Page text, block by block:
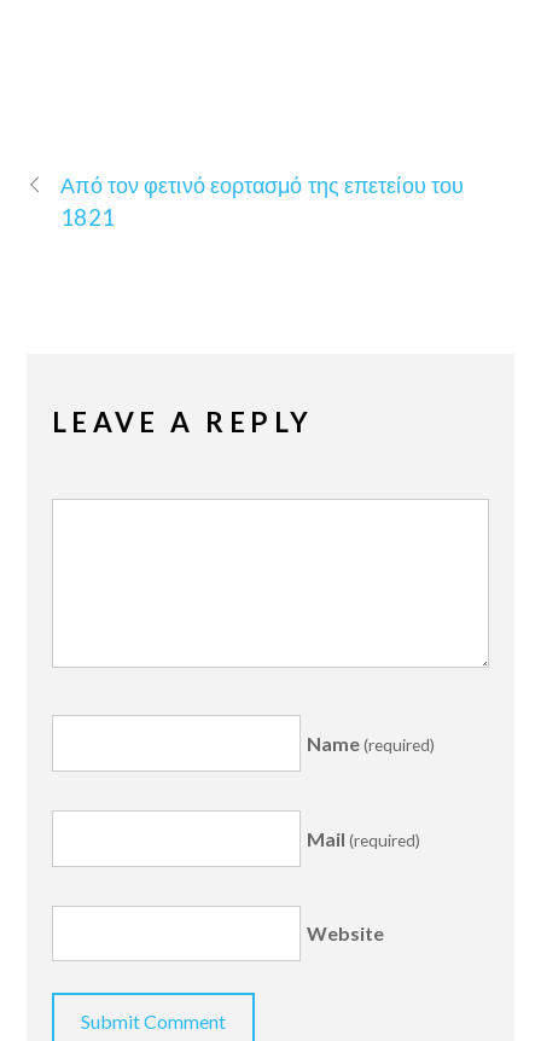
Από τον φετινό εορτασμό της επετείου του
1821
LEAVE A REPLY
Name(required)
Mail (required)
Website